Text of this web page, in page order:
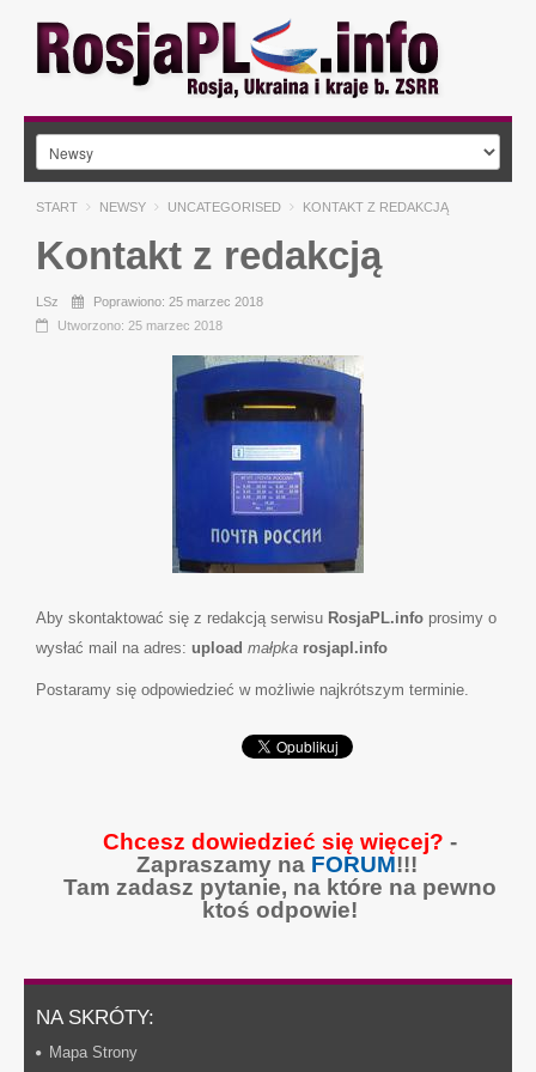
START NEWSY UNCATEGORISED KONTAKT Z REDAKCJĄ
Kontakt z redakcją
LSz
Poprawiono: 25 marzec 2018
Utworzono: 25 marzec 2018
Aby skontaktować się z redakcją serwisu RosjaPL.info prosimy o
wysłać mail na adres: upload małpka rosjapl.info
Postaramy się odpowiedzieć w możliwie najkrótszym terminie.
Chcesz dowiedzieć się więcej? -
Zapraszamy na FORUM!!!
Tam zadasz pytanie, na które na pewno
ktoś odpowie!
NA SKRÓTY:
Mapa Strony